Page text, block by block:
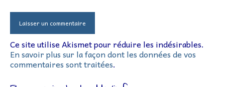
Ce site utilise Akismet pour réduire les indésirables.
En savoir plus sur la façon dont les données de vos
commentaires sont traitées.